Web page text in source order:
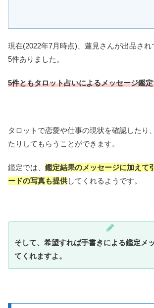
現在(2022年7月時点)、蓮見さんが出品さ
5件ありました。
5件ともタロット占いによるメッセージ鑑
タロットで恋愛や仕事の現状を確認したり
たりしてもらうことができます。
鑑定では、 鑑定結果のメッセージに加えて
ードの写真も提供してくれるようです。
そして、希望すれば手書きによる鑑定メ
てくれますよ。